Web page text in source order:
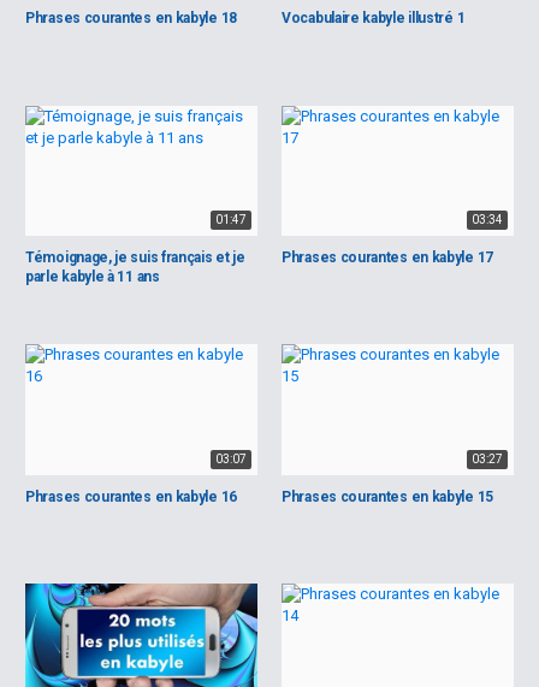
Phrases courantes en kabyle 18 Vocabulaire kabyle illustré 1
01:47
Témoignage, je suis français et je
parle kabyle à 11 ans
03:34
Phrases courantes en kabyle 17
03:07
Phrases courantes en kabyle 16
03:27
Phrases courantes en kabyle 15